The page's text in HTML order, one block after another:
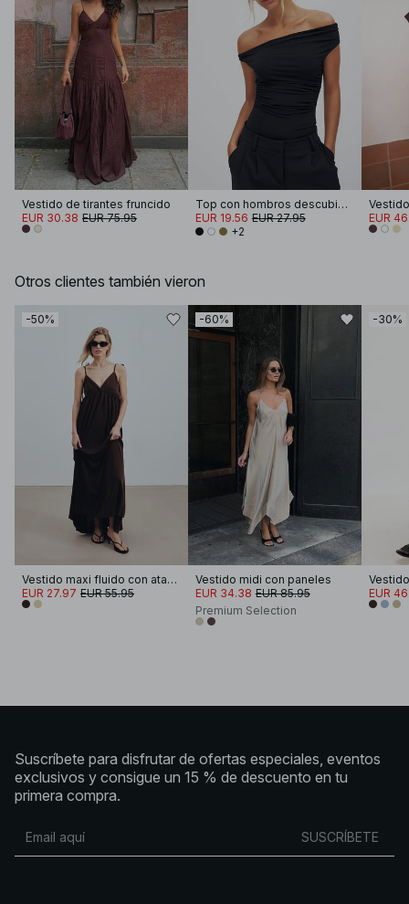
Vestido de tirantes fruncido
EUR 30.38 EUR 75.95
Top con hombros descubiertos trenzado
EUR 19.56 EUR 27.95
+2
EUR
Otros clientes también vieron
-50%
Vestido maxi fluido con atado en los hombros
EUR 27.97 EUR 55.95
-60%
Vestido midi con paneles
EUR 34.38 EUR 85.95
Premium Selection
-30%
EUR
Suscríbete para disfrutar de ofertas especiales, eventos
exclusivos y consigue un 15 % de descuento en tu
primera compra.
SUSCRÍBETE